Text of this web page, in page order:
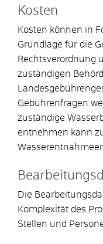
Kosten
Kosten können in
Grundlage für die
Rechtsverordnung
zuständigen
Gebührenfragen
zuständige
entnehmen kann
Die
Komplexität des
Stellen und